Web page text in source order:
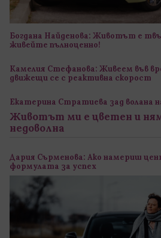
Богдана Найденова: Животът е
живейте пълноценно!
Камелия Стефанова: Живеем във
движещи се с реактивна скорост
Екатерина Стратиева зад волана
Животът ми е цветен и
недоволна
Дария Сърменова: Ако намериш
формулата за успех